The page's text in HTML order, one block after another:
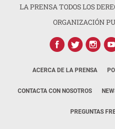
LA PRENSA TODOS LOS
ORGANIZACIÓN
ACERCA DE LA PRENSA
CONTACTA CON NOSOTROS
PREGUNTAS